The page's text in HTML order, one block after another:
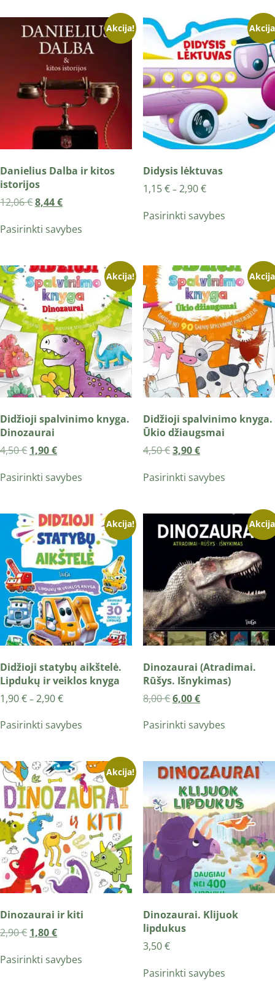
Akcija!
Danielius Dalba ir kitos
istorijos
12,06€8,44€
Pasirinkti savybes
Didysis lėktuvas
1,15€ – 2,90€
Pasirinkti savybes
Akcija!
Didžioji spalvinimo knyga.
Dinozaurai
4,50€ 1,90€
Pasirinkti savybes
Didžioji spalvinimo knyga.
Ūkio džiaugsmai
4,50€3,90€
Pasirinkti savybes
Akcija!
Didžioji statybų aikštelė.
Lipdukų ir veiklos knyga
1,90€ – 2,90€
Pasirinkti savybes
Dinozaurai (Atradimai.
Rūšys. Išnykimas)
8,00€6,00€
Pasirinkti savybes
Akcija!
Dinozaurai ir kiti
2,90€ 1,80€
Pasirinkti savybes
Dinozaurai. Klijuok
lipdukus
3,50€
Pasirinkti savybes